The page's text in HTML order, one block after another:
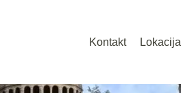
Kontakt Lokacija